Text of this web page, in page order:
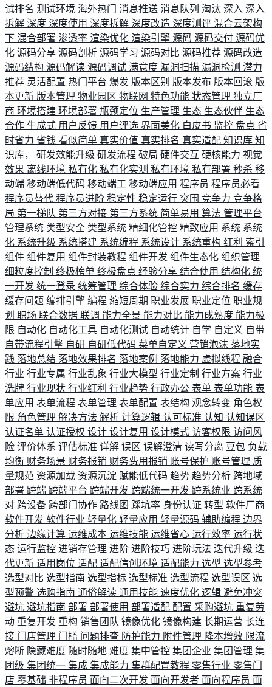
试排名 测试环境 海外热门 消息推送 消息队列 淘汰 深入 深入
拆解 深度 深度使用 深度拆解 深度改造 深度测评 混合云架构
下 混合部署 渗透率 渲染优化 渲染引擎 源码 源码交付 源码优
化 源码分享 源码剖析 源码学习 源码对比 源码推荐 源码改造
源码结构 源码解读 源码调试 满意度 漏洞扫描 漏洞检测 潜力
推荐 灵活配置 热门平台 爆发 版本区别 版本发布 版本回滚 版
本更新 版本管理 物业园区 物联网 特色功能 状态管理 独立厂
商 环境搭建 环境部署 瓶颈定位 生产管理 生态 生态伙伴 生态
合作 生成式 用户反馈 用户评选 界面美化 白皮书 监控 盘点 省
时省力 省钱 看似简单 真实价值 真实排名 真实适配 知识库 知
识库， 研发效能升级 研发流程 破局 硬件交互 硬核能力 视觉
效果 离线环境 私有化 私有化实测 私有环境 私有部署 秒杀 移
动端 移动端低代码 移动端工 移动端应用 程序员 程序员必看
程序员替代 程序员进阶 稳定性 稳定运行 突围 竞争力 竞争格
局 第一梯队 第三方对接 第三方系统 简单易用 算法 管理平台
管理系统 类型安全 类型系统 精细化管控 精致应用 系统 系统
化 系统升级 系统搭建 系统编程 系统设计 系统重构 红利 索引
组件 组件复用 组件封装教程 组件开发 组件生态化 组织管理
细粒度控制 终极榜单 终极盘点 经验分享 结合使用 结构化 统
一开发 统一登录 统筹管理 综合体验 综合实力 综合排名 缓存
缓存问题 编排引擎 编程 缩短周期 职业发展 职业定位 职业规
划 职场 联合数据 联调 能力全景 能力对比 能力成熟度 能力极
限 自动化 自动化工具 自动化测试 自动统计 自学 自定义 自带
自带流程引擎 自研 自研低代码 菜单自定义 营销泡沫 落地实
践 落地总结 落地效果排名 落地案例 落地能力 虚拟线程 融合
行业 行业专属 行业乱象 行业大模型 行业定制 行业方案 行业
洗牌 行业现状 行业红利 行业趋势 行政办公 表单 表单功能 表
单应用 表单流程 表单管理 表单配置 表结构 观念转变 角色权
限 角色管理 解决方法 解析 计算逻辑 认可标准 认知 认知误区
认证名单 认证授权 设计 设计复用 设计模式 访客权限 访问风
险 评价体系 评估标准 详解 误区 误解澄清 读写分离 豆包 负载
均衡 财务场景 财务报销 财务费用报销 账号保护 账号管理 质
量规范 资源加载 资源沉淀 赋能低代码 趋势 趋势分析 跨地域
部署 跨端 跨端平台 跨端开发 跨端统一开发 跨系统业 跨系统
对 跨设备 跨部门协作 路线图 踩坑率 身份认证 转型 软件厂商
软件开发 软件行业 轻量化 轻量应用 轻量源码 辅助编程 边界
分析 边缘计算 运维成本 运维技能 运维省心 运行效率 运行状
态 运行监控 进销存管理 进阶 进阶技巧 进阶玩法 迭代升级 迭
代更新 适用岗位 适配 适配信创环境 适配能力 选型 选型参考
选型对比 选型指南 选型指标 选型标准 选型流程 选型误区 选
型预警 选购指南 通俗解读 通用技能 速度优化 逻辑 避免冲突
避坑 避坑指南 部署 部署使用 部署适配 配置 采购避坑 重复劳
动 重复开发 重构 销售团队 镜像优化 镜像构建 长期运营 长连
接 门店管理 门槛 问题排查 防护能力 附件管理 降本增效 限流
熔断 隐藏难度 随时随地 难度 集中管控 集团企业 集团管理 集
团级 集团统一 集成 集成能力 集群配置教程 零售行业 零售门
店 零基础 非程序员 面向二次开发 面向开发者 面向程序员 面